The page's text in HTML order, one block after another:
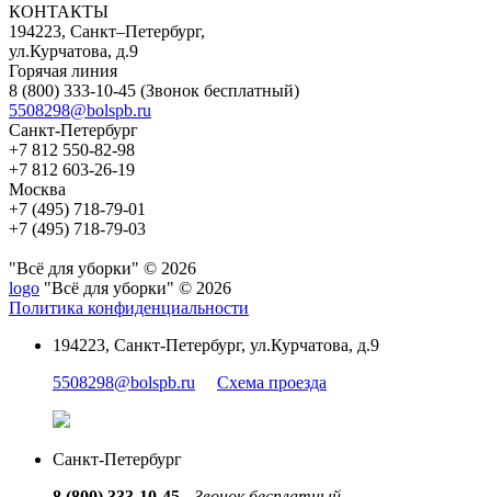
КОНТАКТЫ
194223, Санкт–Петербург,
ул.Курчатова, д.9
Горячая линия
8 (800) 333-10-45 (Звонок бесплатный)
5508298@bolspb.ru
Санкт-Петербург
+7 812 550-82-98
+7 812 603-26-19
Москва
+7 (495) 718-79-01
+7 (495) 718-79-03
"Всё для уборки" © 2026
logo "Всё для уборки" © 2026
Политика конфиденциальности
194223, Санкт-Петербург, ул.Курчатова, д.9
5508298@bolspb.ru
Схема проезда
Санкт-Петербург